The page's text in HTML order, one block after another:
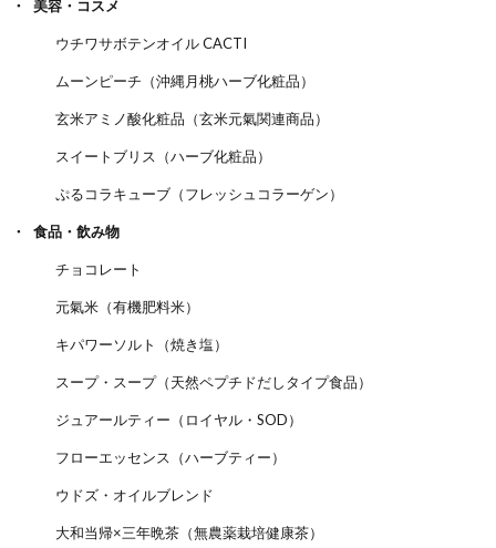
美容・コスメ
ウチワサボテンオイル CACTI
ムーンピーチ（沖縄月桃ハーブ化粧品）
玄米アミノ酸化粧品（玄米元氣関連商品）
スイートブリス（ハーブ化粧品）
ぷるコラキューブ（フレッシュコラーゲン）
食品・飲み物
チョコレート
元氣米（有機肥料米）
キパワーソルト（焼き塩）
スープ・スープ（天然ペプチドだしタイプ食品）
ジュアールティー（ロイヤル・SOD）
フローエッセンス（ハーブティー）
ウドズ・オイルブレンド
大和当帰×三年晩茶（無農薬栽培健康茶）